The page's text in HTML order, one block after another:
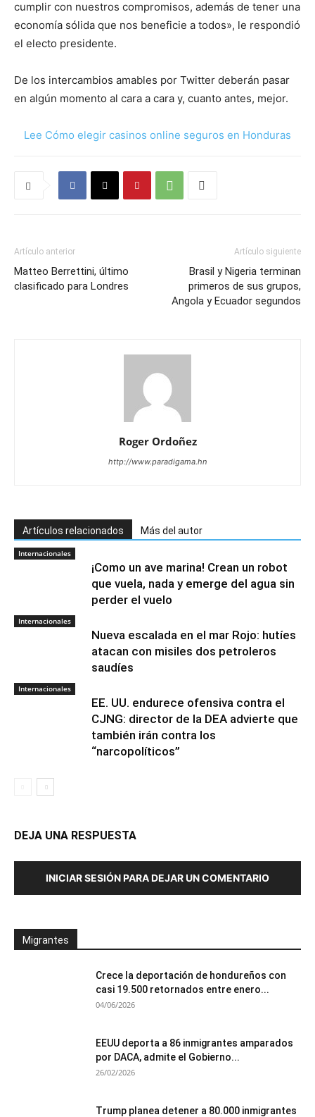
cumplir con nuestros compromisos, además de tener una
economía sólida que nos beneficie a todos», le respondió
el electo presidente.
De los intercambios amables por Twitter deberán pasar
en algún momento al cara a cara y, cuanto antes, mejor.
Lee Cómo elegir casinos online seguros en Honduras
Artículo anterior
Matteo Berrettini, último
clasificado para Londres
Artículo siguiente
Brasil y Nigeria terminan
primeros de sus grupos,
Angola y Ecuador segundos
Roger Ordoñez
http://www.paradigama.hn
Artículos relacionados Más del autor
Internacionales
¡Como un ave marina! Crean un robot
que vuela, nada y emerge del agua sin
perder el vuelo
Internacionales
Nueva escalada en el mar Rojo: hutíes
atacan con misiles dos petroleros
saudíes
Internacionales
EE. UU. endurece ofensiva contra el
CJNG: director de la DEA advierte que
también irán contra los
“narcopolíticos”
DEJA UNA RESPUESTA
INICIAR SESIÓN PARA DEJAR UN COMENTARIO
Migrantes
Crece la deportación de hondureños con
casi 19.500 retornados entre enero...
04/06/2026
EEUU deporta a 86 inmigrantes amparados
por DACA, admite el Gobierno...
26/02/2026
Trump planea detener a 80.000 inmigrantes